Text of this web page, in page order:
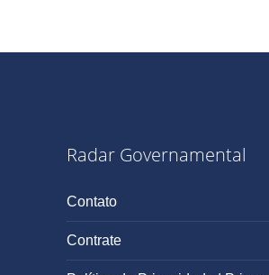
Radar Governamental
Contato
Contrate